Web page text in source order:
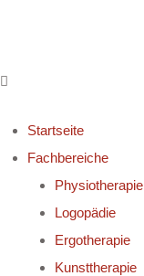
Startseite
Fachbereiche
Physiotherapie
Logopädie
Ergotherapie
Kunsttherapie